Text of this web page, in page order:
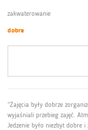
zakwaterowanie
dobre
“Zajęcia były dobrze
wyjaśniali przebieg zajęć.
Jedzenie było niezbyt dobre